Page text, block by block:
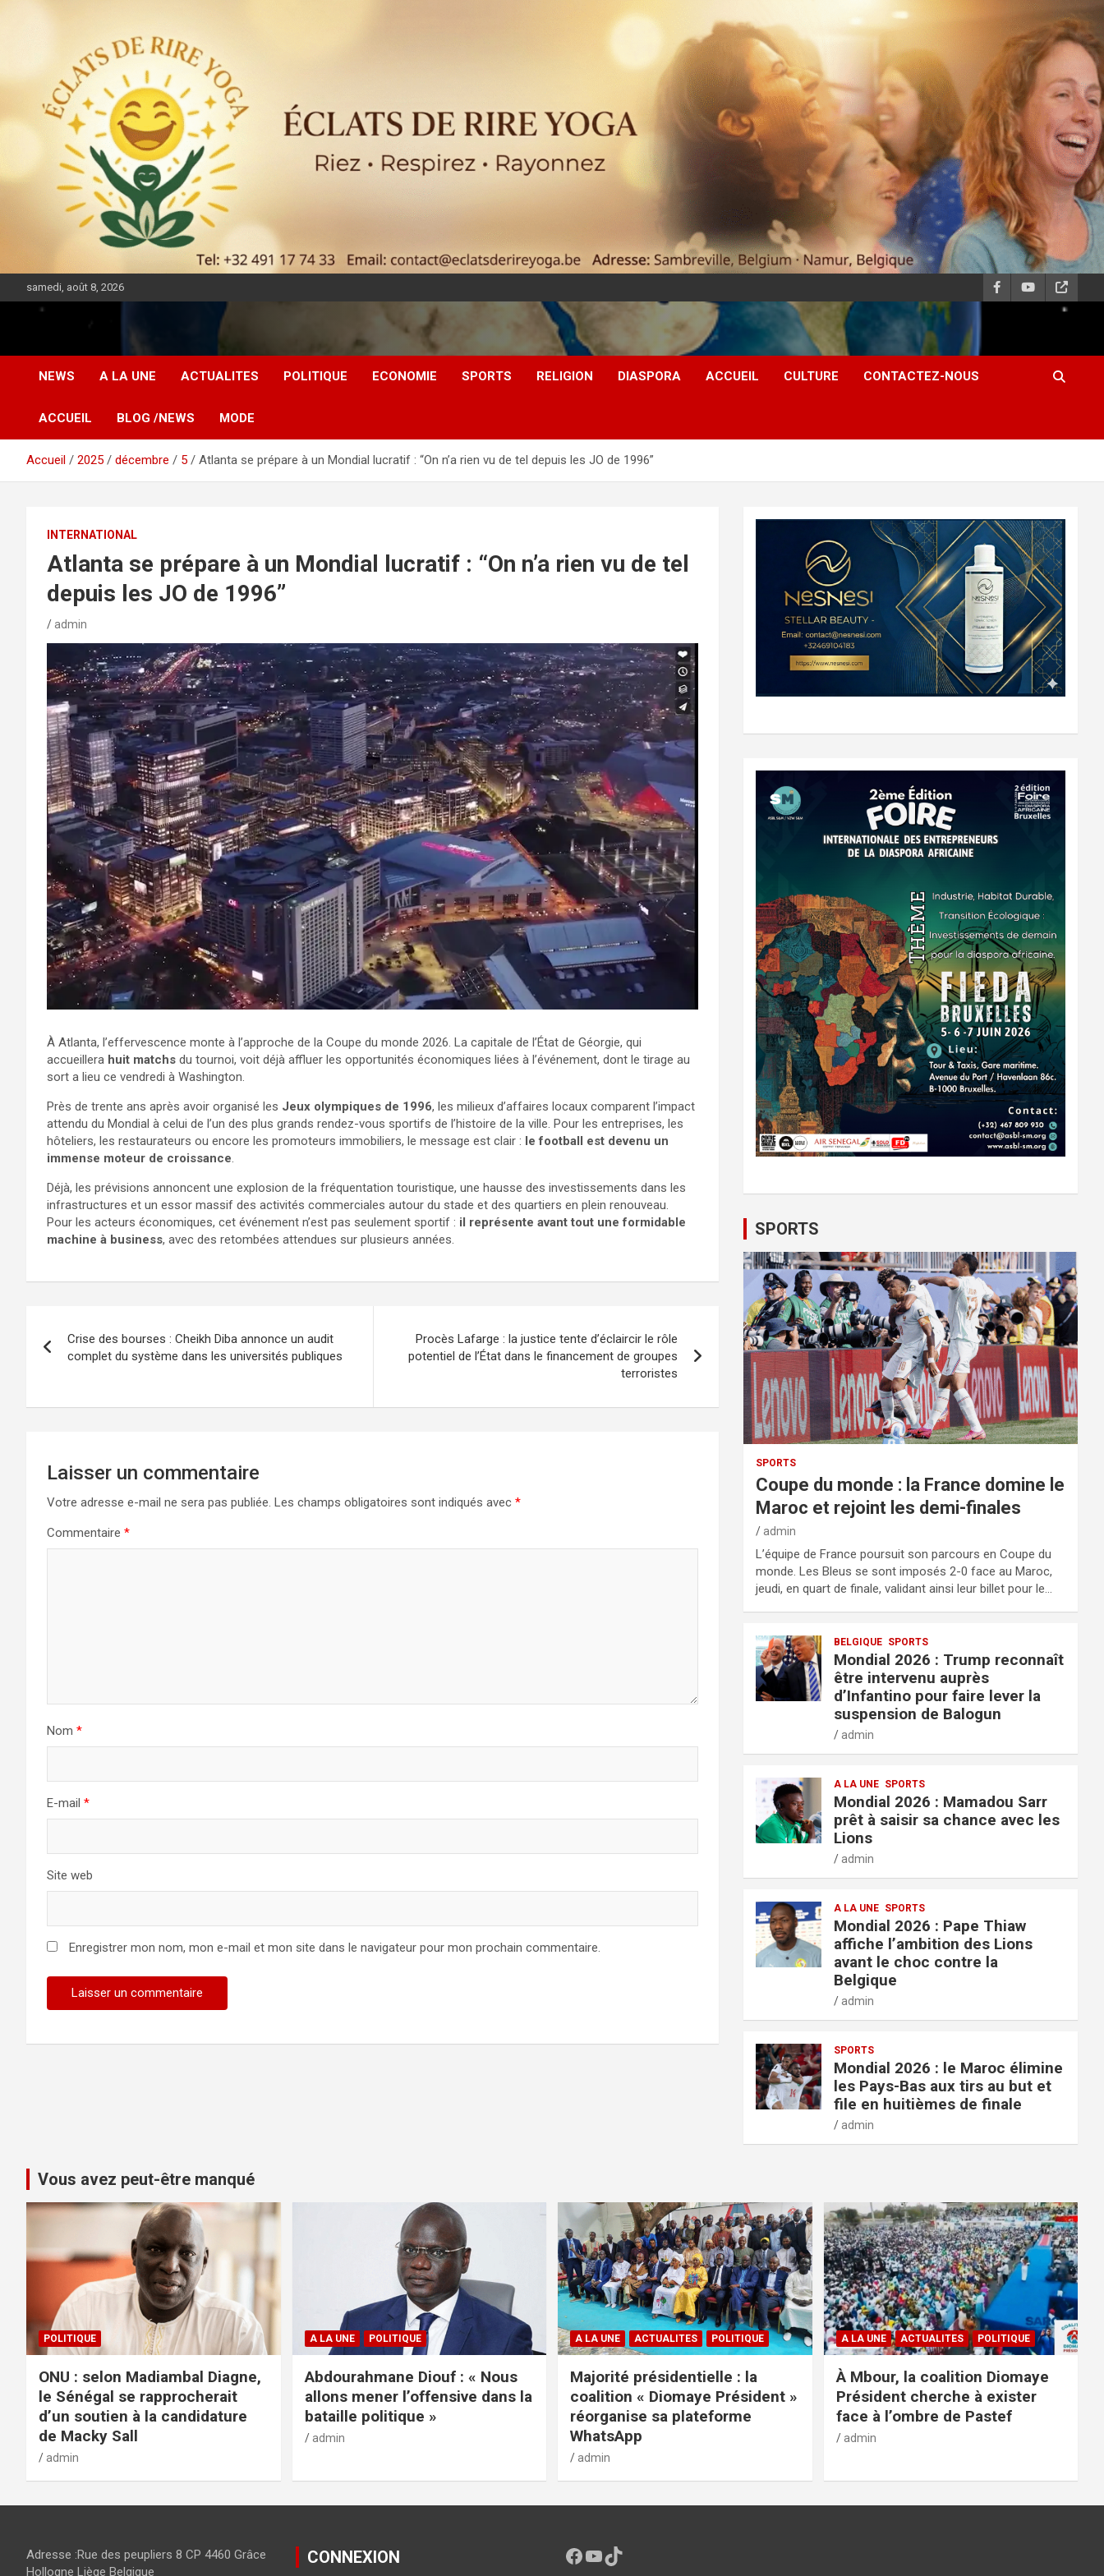
samedi, août 8, 2026
DIASPORA PULSE
NEWS A LA UNE ACTUALITES POLITIQUE ECONOMIE SPORTS RELIGION DIASPORA ACCUEIL CULTURE CONTACTEZ-NOUS
ACCUEIL BLOG /NEWS MODE
Accueil 2025 décembre 5 Atlanta se prépare à un Mondial lucratif : “On n’a rien vu de tel depuis les JO de 1996”
INTERNATIONAL
Atlanta se prépare à un Mondial lucratif : “On n’a rien vu de tel
depuis les JO de 1996”
admin
À Atlanta, l’effervescence monte à l’approche de la Coupe du monde 2026. La capitale de l’État de Géorgie, qui
accueillera huit matchs du tournoi, voit déjà affluer les opportunités économiques liées à l’événement, dont le tirage au
sort a lieu ce vendredi à Washington.
Près de trente ans après avoir organisé les Jeux olympiques de 1996, les milieux d’affaires locaux comparent l’impact
attendu du Mondial à celui de l’un des plus grands rendez-vous sportifs de l’histoire de la ville. Pour les entreprises, les
hôteliers, les restaurateurs ou encore les promoteurs immobiliers, le message est clair : le football est devenu un
immense moteur de croissance.
Déjà, les prévisions annoncent une explosion de la fréquentation touristique, une hausse des investissements dans les
infrastructures et un essor massif des activités commerciales autour du stade et des quartiers en plein renouveau.
Pour les acteurs économiques, cet événement n’est pas seulement sportif : il représente avant tout une formidable
machine à business, avec des retombées attendues sur plusieurs années.
Crise des bourses : Cheikh Diba annonce un audit
complet du système dans les universités publiques
Procès Lafarge : la justice tente d’éclaircir le rôle
potentiel de l’État dans le financement de groupes
terroristes
Laisser un commentaire
Votre adresse e-mail ne sera pas publiée. Les champs obligatoires sont indiqués avec *
Commentaire *
Nom *
E-mail *
Site web
Enregistrer mon nom, mon e-mail et mon site dans le navigateur pour mon prochain commentaire.
SPORTS
SPORTS
Coupe du monde : la France domine le
Maroc et rejoint les demi-finales
admin
L’équipe de France poursuit son parcours en Coupe du
monde. Les Bleus se sont imposés 2-0 face au Maroc,
jeudi, en quart de finale, validant ainsi leur billet pour le…
BELGIQUE SPORTS
Mondial 2026 : Trump reconnaît
être intervenu auprès
d’Infantino pour faire lever la
suspension de Balogun
admin
A LA UNE SPORTS
Mondial 2026 : Mamadou Sarr
prêt à saisir sa chance avec les
Lions
admin
A LA UNE SPORTS
Mondial 2026 : Pape Thiaw
affiche l’ambition des Lions
avant le choc contre la
Belgique
admin
SPORTS
Mondial 2026 : le Maroc élimine
les Pays-Bas aux tirs au but et
file en huitièmes de finale
admin
Vous avez peut-être manqué
POLITIQUE
ONU : selon Madiambal Diagne,
le Sénégal se rapprocherait
d’un soutien à la candidature
de Macky Sall
admin
A LA UNE POLITIQUE
Abdourahmane Diouf : « Nous
allons mener l’offensive dans la
bataille politique »
admin
A LA UNE ACTUALITES POLITIQUE
Majorité présidentielle : la
coalition « Diomaye Président »
réorganise sa plateforme
WhatsApp
admin
A LA UNE ACTUALITES POLITIQUE
À Mbour, la coalition Diomaye
Président cherche à exister
face à l’ombre de Pastef
admin
Adresse :Rue des peupliers 8 CP 4460 Grâce
Hollogne Liège Belgique
CONNEXION